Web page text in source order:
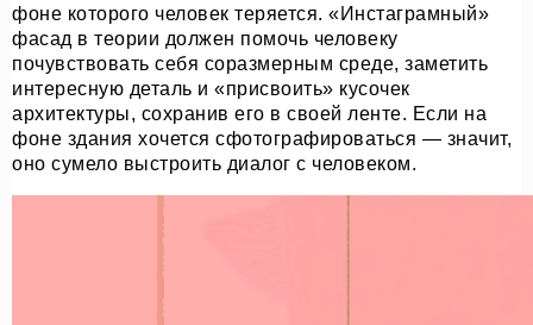
фоне которого человек теряется. «Инстаграмный»
фасад в теории должен помочь человеку
почувствовать себя соразмерным среде, заметить
интересную деталь и «присвоить» кусочек
архитектуры, сохранив его в своей ленте. Если на
фоне здания хочется сфотографироваться — значит,
оно сумело выстроить диалог с человеком.